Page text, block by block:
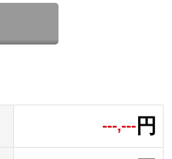
---,---円